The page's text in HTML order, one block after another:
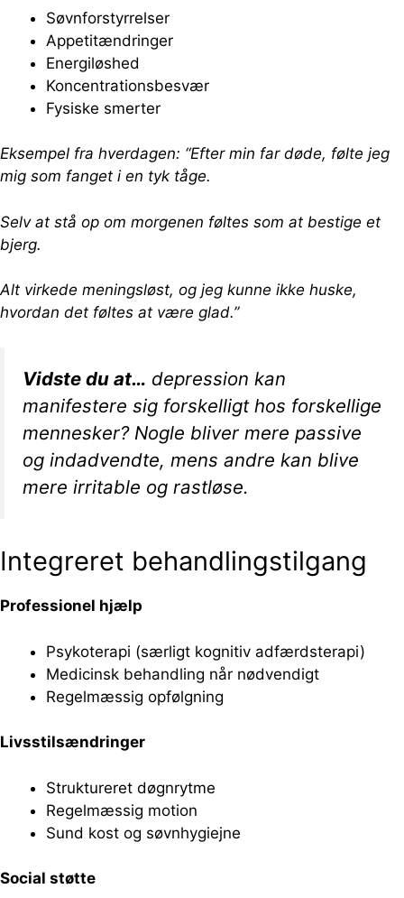
Søvnforstyrrelser
Appetitændringer
Energiløshed
Koncentrationsbesvær
Fysiske smerter
Eksempel fra hverdagen: “Efter min far døde, følte jeg
mig som fanget i en tyk tåge.
Selv at stå op om morgenen føltes som at bestige et
bjerg.
Alt virkede meningsløst, og jeg kunne ikke huske,
hvordan det føltes at være glad.”
Vidste du at… depression kan
manifestere sig forskelligt hos forskellige
mennesker? Nogle bliver mere passive
og indadvendte, mens andre kan blive
mere irritable og rastløse.
Integreret behandlingstilgang
Professionel hjælp
Psykoterapi (særligt kognitiv adfærdsterapi)
Medicinsk behandling når nødvendigt
Regelmæssig opfølgning
Livsstilsændringer
Struktureret døgnrytme
Regelmæssig motion
Sund kost og søvnhygiejne
Social støtte